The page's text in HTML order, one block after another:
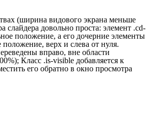
(ширина видового экрана меньше
слайдера довольно проста: элемент .cd-
положение, а его дочерние элементы
верх и слева от нуля.
вправо, вне области
; Класс .is-visible добавляется к
его обратно в окно просмотра